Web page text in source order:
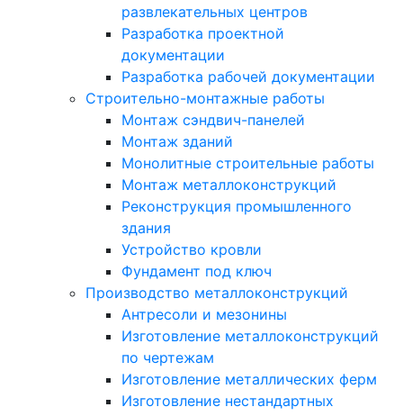
развлекательных центров
Разработка проектной
документации
Разработка рабочей документации
Строительно-монтажные работы
Монтаж сэндвич-панелей
Монтаж зданий
Монолитные строительные работы
Монтаж металлоконструкций
Реконструкция промышленного
здания
Устройство кровли
Фундамент под ключ
Производство металлоконструкций
Антресоли и мезонины
Изготовление металлоконструкций
по чертежам
Изготовление металлических ферм
Изготовление нестандартных